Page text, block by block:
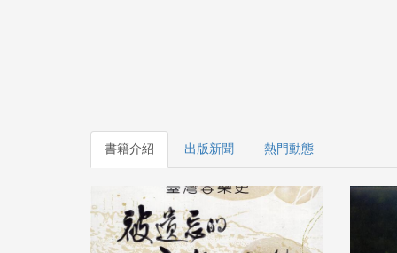
書籍介紹 出版新聞 熱門動態